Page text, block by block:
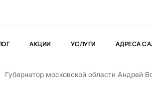
АКЦИИ УСЛУГИ АДРЕСА
Губернатор московской области Андрей